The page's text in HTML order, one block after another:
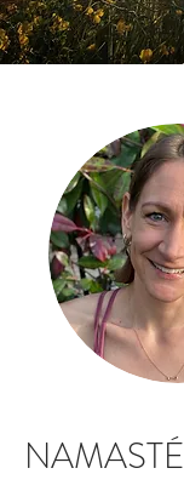
NAMASTÉ